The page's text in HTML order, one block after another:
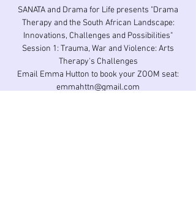
SANATA and Drama for Life presents "Drama
Therapy and the South African Landscape:
Innovations, Challenges and Possibilities"
Session 1: Trauma, War and Violence: Arts
Therapy's Challenges
Email Emma Hutton to book your ZOOM seat:
emmahttn@gmail.com